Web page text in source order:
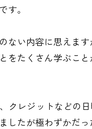
す。
ない内容に思えます
をたくさん学ぶこと
クレジットなどの
したが極わずかだ